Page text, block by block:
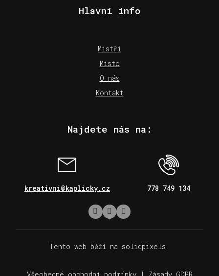
Hlavní info
Mistři
Místo
O nás
Kontakt
Najdete nás na:
kreativni@kaplicky.cz 778 749 134
Tento web běží na solidpixels.